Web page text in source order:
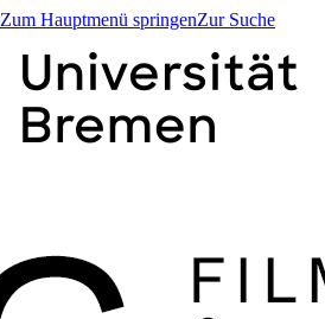
Zum Hauptmenü springenZur Suche